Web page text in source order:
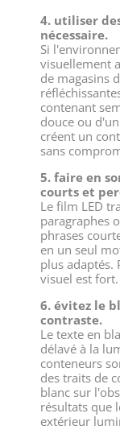
4. utiliser
nécessaire.
Si
visuellement
de magasins
contenant
douce ou
créent un
sans
5. faire en
courts et
Le film LED
paragraphes
phrases
en un seul
plus adaptés.
visuel est fort.
6. évitez le
contraste.
Le texte en
délavé à la
conteneurs
des traits de
blanc sur
résultats que
extérieur